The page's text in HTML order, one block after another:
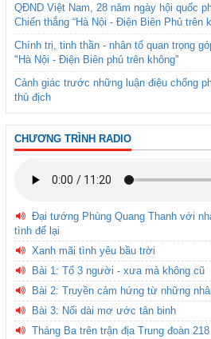
QĐND Việt Nam, 28 năm ngày hội quốc
Chiến thắng “Hà Nội - Điện Biên Phủ trên
Chính trị, tinh thần - nhân tố quan trọng
"Hà Nội - Điện Biên phủ trên không"
Cảnh giác trước những luận điệu chống
thù địch
CHƯƠNG TRÌNH RADIO
Đại tướng Phùng Quang Thanh với
tình để lại
Xanh mãi tình yêu bầu trời
Bài 1: Tổ 3 người - xưa mà không cũ
Bài 2: Truyền cảm hứng từ những
Bài 3: Nối dài mơ ước tân binh
Tháng Ba trên trận địa Trung đoàn 218